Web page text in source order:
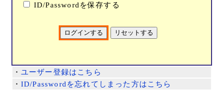
ID/Passwordを保存する
・ ユーザー登録はこちら
・ ID/Passwordを忘れてしまった方はこちら